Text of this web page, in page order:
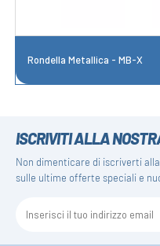
Rondella Metallica - MB-X
ISCRIVITI ALLA
Non dimenticare di iscriverti
sulle ultime offerte speciali e